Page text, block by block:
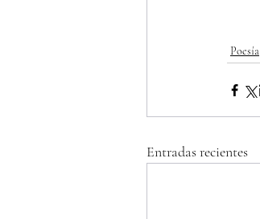
Poesía
Entradas recientes